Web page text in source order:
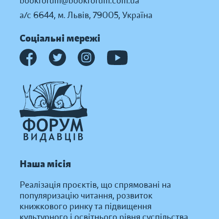
а/с 6644, м. Львів, 79005, Україна
Соціальні мережі
Наша місія
Реалізація проєктів, що спрямовані на
популяризацію читання, розвиток
книжкового ринку та підвищення